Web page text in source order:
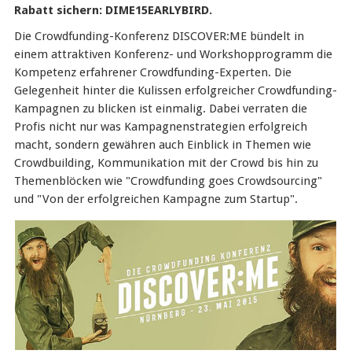
Rabatt sichern: DIME15EARLYBIRD.
Die Crowdfunding-Konferenz DISCOVER:ME bündelt in
einem attraktiven Konferenz- und Workshopprogramm die
Kompetenz erfahrener Crowdfunding-Experten. Die
Gelegenheit hinter die Kulissen erfolgreicher Crowdfunding-
Kampagnen zu blicken ist einmalig. Dabei verraten die
Profis nicht nur was Kampagnenstrategien erfolgreich
macht, sondern gewähren auch Einblick in Themen wie
Crowdbuilding, Kommunikation mit der Crowd bis hin zu
Themenblöcken wie "Crowdfunding goes Crowdsourcing"
und "Von der erfolgreichen Kampagne zum Startup".